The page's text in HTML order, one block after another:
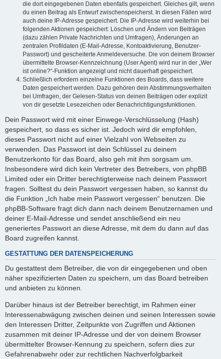
die dort eingegebenen Daten ebenfalls gespeichert. Gleiches gilt, wenn
du einen Beitrag als Entwurf zwischenspeicherst. In diesen Fällen wird
auch deine IP-Adresse gespeichert. Die IP-Adresse wird weiterhin bei
folgenden Aktionen gespeichert: Löschen und Ändern von Beiträgen
(dazu zählen Private Nachrichten und Umfragen), Änderungen an
zentralen Profildaten (E-Mail-Adresse, Kontoaktivierung, Benutzer-
Passwort) und gescheiterte Anmeldeversuche. Die von deinem Browser
übermittelte Browser-Kennzeichnung (User Agent) wird nur in der „Wer
ist online?“-Funktion angezeigt und nicht dauerhaft gespeichert.
Schließlich erfordern einzelne Funktionen des Boards, dass weitere
Daten gespeichert werden. Dazu gehören dein Abstimmungsverhalten
bei Umfragen, der Gelesen-Status von deinen Beiträgen oder explizit
von dir gesetzte Lesezeichen oder Benachrichtigungsfunktionen.
Dein Passwort wird mit einer Einwege-Verschlüsselung (Hash)
gespeichert, so dass es sicher ist. Jedoch wird dir empfohlen,
dieses Passwort nicht auf einer Vielzahl von Webseiten zu
verwenden. Das Passwort ist dein Schlüssel zu deinem
Benutzerkonto für das Board, also geh mit ihm sorgsam um.
Insbesondere wird dich kein Vertreter des Betreibers, von phpBB
Limited oder ein Dritter berechtigterweise nach deinem Passwort
fragen. Solltest du dein Passwort vergessen haben, so kannst du
die Funktion „Ich habe mein Passwort vergessen“ benutzen. Die
phpBB-Software fragt dich dann nach deinem Benutzernamen und
deiner E-Mail-Adresse und sendet anschließend ein neu
generiertes Passwort an diese Adresse, mit dem du dann auf das
Board zugreifen kannst.
GESTATTUNG DER DATENSPEICHERUNG
Du gestattest dem Betreiber, die von dir eingegebenen und oben
näher spezifizierten Daten zu speichern, um das Board betreiben
und anbieten zu können.
Darüber hinaus ist der Betreiber berechtigt, im Rahmen einer
Interessenabwägung zwischen deinen und seinen Interessen sowie
den Interessen Dritter, Zeitpunkte von Zugriffen und Aktionen
zusammen mit deiner IP-Adresse und der von deinem Browser
übermittelter Browser-Kennung zu speichern, sofern dies zur
Gefahrenabwehr oder zur rechtlichen Nachverfolgbarkeit